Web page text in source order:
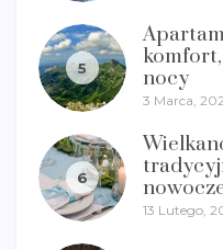
5
nocy
3 Marca,
6
13 Lutego,